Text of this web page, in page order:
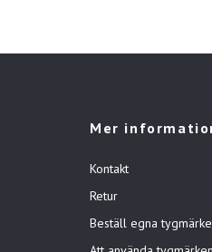
Mer
Kontakt
Retur
Beställ egna